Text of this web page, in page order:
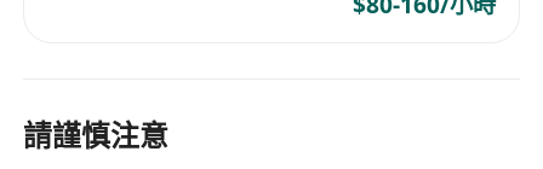
請謹慎注意